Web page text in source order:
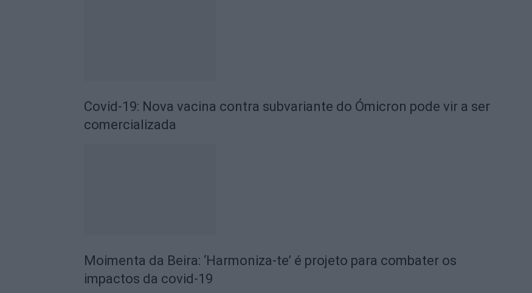
Covid-19: Nova vacina contra subvariante do Ómicron pode vir a ser
comercializada
Moimenta da Beira: ‘Harmoniza-te’ é projeto para combater os
impactos da covid-19